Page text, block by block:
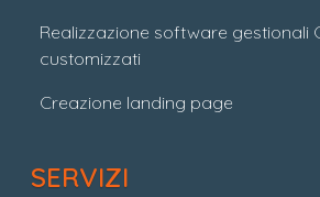
Realizzazione software gestionali
customizzati
Creazione landing page
SERVIZI